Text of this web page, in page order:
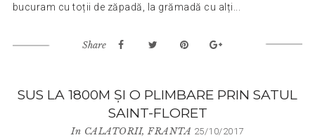
bucuram cu toții de zăpadă, la grămadă cu alți...
Share
SUS LA 1800M ȘI O PLIMBARE PRIN SATUL
SAINT-FLORET
In CALATORII,FRANTA 25/10/2017